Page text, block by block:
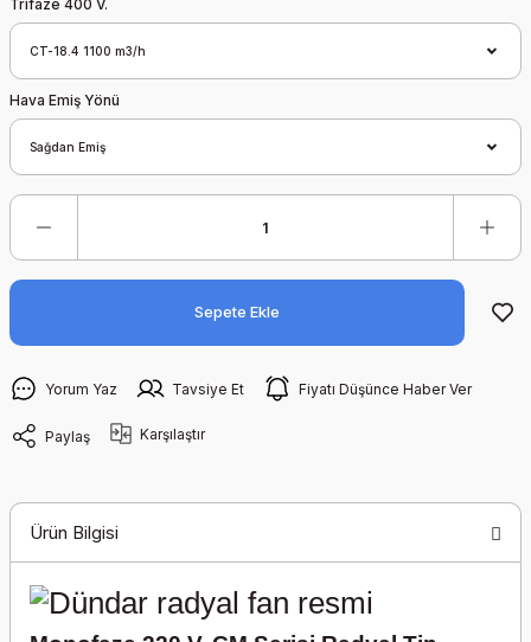
Trifaze 400 V.
Hava Emiş Yönü
Sepete Ekle
Yorum Yaz Tavsiye Et Fiyatı Düşünce Haber Ver
Paylaş Karşılaştır
Ürün Bilgisi